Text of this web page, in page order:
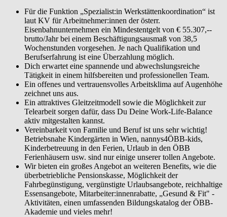
Für die Funktion „Spezialist:in Werkstättenkoordination“ ist
laut KV für Arbeitnehmer:innen der österr.
Eisenbahnunternehmen ein Mindestentgelt von € 55.307,--
brutto/Jahr bei einem Beschäftigungsausmaß von 38,5
Wochenstunden vorgesehen. Je nach Qualifikation und
Berufserfahrung ist eine Überzahlung möglich.
Dich erwartet eine spannende und abwechslungsreiche
Tätigkeit in einem hilfsbereiten und professionellen Team.
Ein offenes und vertrauensvolles Arbeitsklima auf Augenhöhe
zeichnet uns aus.
Ein attraktives Gleitzeitmodell sowie die Möglichkeit zur
Telearbeit sorgen dafür, dass Du Deine Work-Life-Balance
aktiv mitgestalten kannst.
Vereinbarkeit von Familie und Beruf ist uns sehr wichtig!
Betriebsnahe Kindergärten in Wien, nannys4ÖBB-kids,
Kinderbetreuung in den Ferien, Urlaub in den ÖBB
Ferienhäusern usw. sind nur einige unserer tollen Angebote.
Wir bieten ein großes Angebot an weiteren Benefits, wie die
überbetriebliche Pensionskasse, Möglichkeit der
Fahrbegünstigung, vergünstigte Urlaubsangebote, reichhaltige
Essensangebote, Mitarbeiter:innenrabatte, „Gesund & Fit" -
Aktivitäten, einen umfassenden Bildungskatalog der ÖBB-
Akademie und vieles mehr!